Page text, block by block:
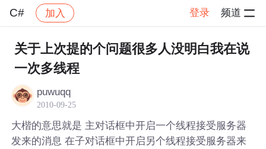
C# 加入 登录 频道
社区 C# 帖子详情
关于上次提的个问题很多人没明白我在说
一次多线程
puwuqq
2010-09-25
大楷的意思就是 主对话框中开启一个线程接受服务器
发来的消息 在子对话框中开启另个线程接受服务器来